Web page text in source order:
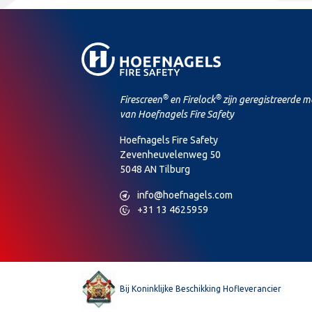
Firescreen® en Firelock® zijn geregistreerde
van Hoefnagels Fire Safety
Hoefnagels Fire Safety
Zevenheuvelenweg 50
5048 AN Tilburg
M info@hoefnagels.com
P +31 13 4625959
Bij Koninklijke Beschikking Hofleverancier